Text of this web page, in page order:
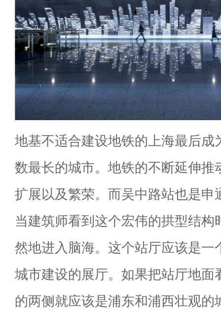
地基不适合建设地铁的上海最后成
数最长的城市。地铁的不断延伸推
扩展以及繁荣。而吴中路站也是申
当建筑师看到这个宏伟的拱型结构
然地进入脑海。这个站厅应该是一
城市建设的展厅。如果把站厅地面
的两侧就应该是浦东和浦西壮观的